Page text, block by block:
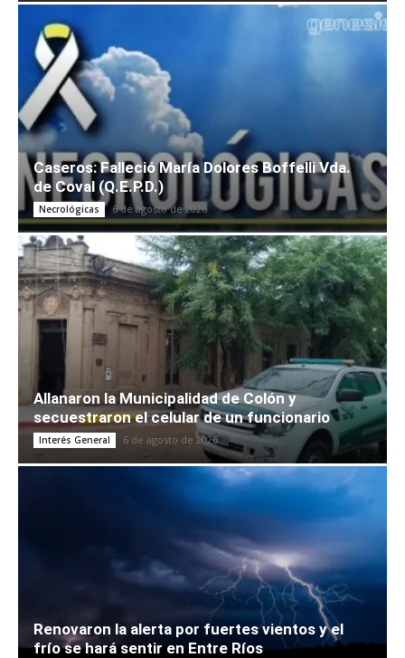
Caseros: Falleció María Dolores Boffelli Vda.
de Coval (Q.E.P.D.)
Necrológicas 6 de agosto de 2026
Allanaron la Municipalidad de Colón y
secuestraron el celular de un funcionario
Interés General 6 de agosto de 2026
Renovaron la alerta por fuertes vientos y el
frío se hará sentir en Entre Ríos